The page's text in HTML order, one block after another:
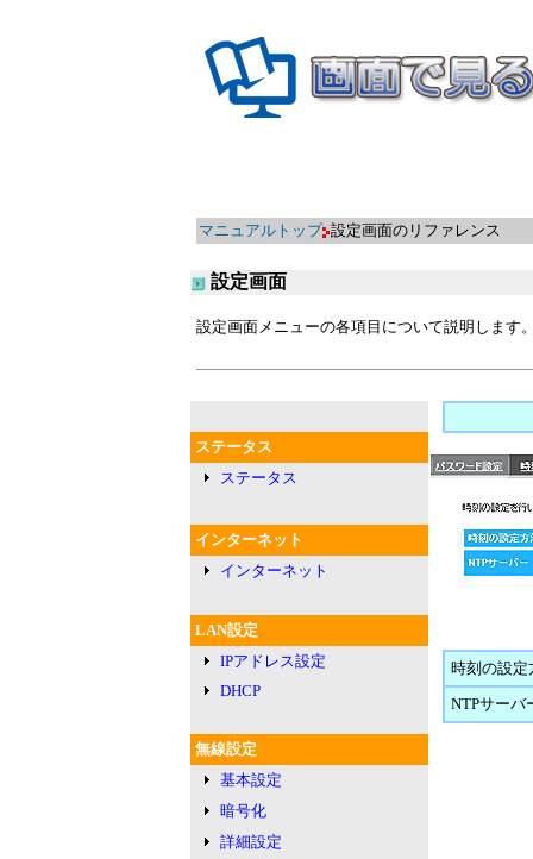
マニュアルトップ 設定画面のリファレンス
設定画面
設定画面メニューの各項目について説明します
ステータス
ステータス
インターネット
インターネット
LAN設定
IPアドレス設定
DHCP
無線設定
基本設定
暗号化
詳細設定
時刻の設定
NTPサーバ